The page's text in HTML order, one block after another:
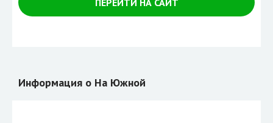
Информация о На Южной